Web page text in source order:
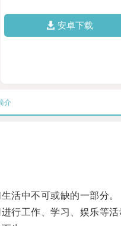
安卓下载
介
中不可或缺的一部分。
工作、学习、娱乐等活